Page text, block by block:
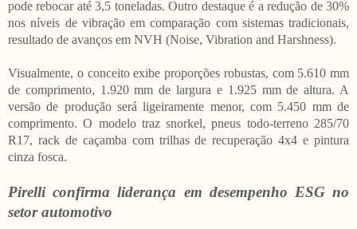
pode rebocar até 3,5 toneladas. Outro destaque é a redução de 30%
nos níveis de vibração em comparação com sistemas tradicionais,
resultado de avanços em NVH (Noise, Vibration and Harshness).
Visualmente, o conceito exibe proporções robustas, com 5.610 mm
de comprimento, 1.920 mm de largura e 1.925 mm de altura. A
versão de produção será ligeiramente menor, com 5.450 mm de
comprimento. O modelo traz snorkel, pneus todo-terreno 285/70
R17, rack de caçamba com trilhas de recuperação 4x4 e pintura
cinza fosca.
Pirelli confirma liderança em desempenho ESG no
setor automotivo